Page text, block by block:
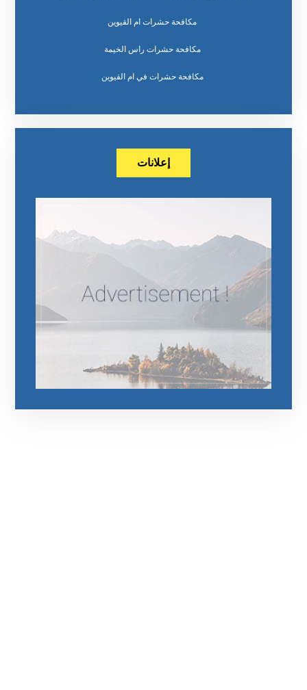
مكافحة حشرات ام القيوين
مكافحة حشرات راس الخيمة
مكافحة حشرات في ام القيوين
إعلانات